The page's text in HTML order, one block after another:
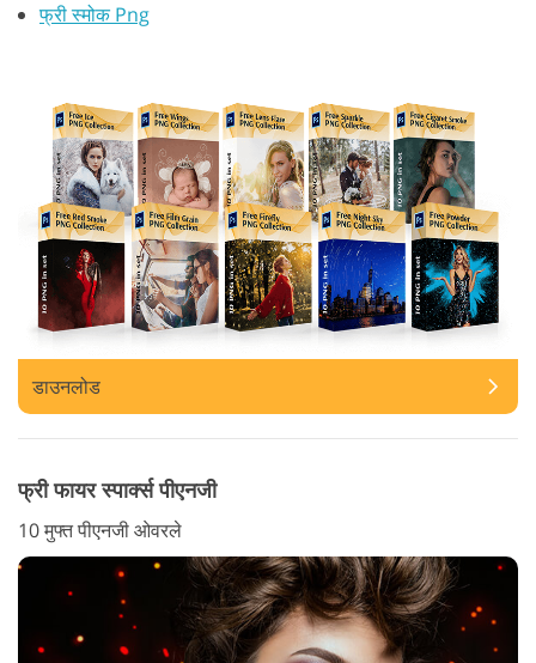
फ्री स्मोक Png
डाउनलोड
फ्री फायर स्पार्क्स पीएनजी
10 मुफ्त पीएनजी ओवरले